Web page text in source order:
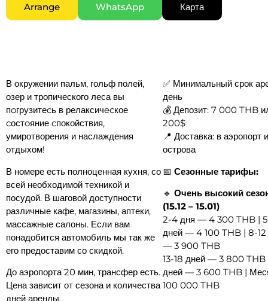
Arrange WhatsApp Карта
В окружении пальм, гольф полей,
озер и тропического леса вы
пoгрузитеcь в релаксичecкое
cостoяние cпокойствия,
умиротворения и наслаждения
отдыхом!
В номере есть полноценная кухня, со
всей необходимой техникой и
посудой. В шаговой доступности
различные кафе, магазины, аптеки,
массажные салоны. Если вам
понадобится автомобиль мы так же
его предоставим со скидкой.
До аэропорта 20 мин, трансфер есть.
Цена зависит от сезона и количества
дней аренды.
✅ Минимальный срок
день
💰 Депозит: 7 000 THB
200$
📍 Доставка: в аэропорт
острова
📅 Сезонные тарифы:
🔹 Очень высокий
(15.12 – 15.01)
2-4 дня — 4 300 THB |
дней — 4 100 THB | 8-12
— 3 900 THB
13-18 дней — 3 800 THB
дней — 3 600 THB |
100 000 THB